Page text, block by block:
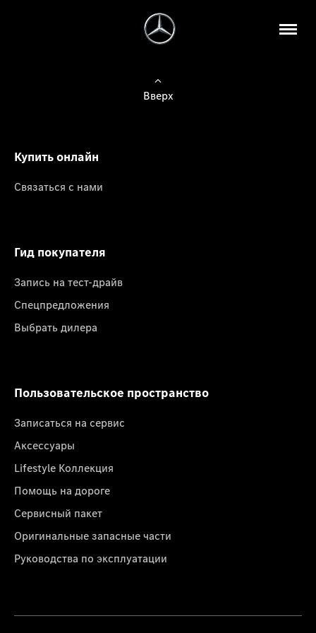
Вверх
Купить онлайн
Связаться с нами
Гид покупателя
Запись на тест-драйв
Спецпредложения
Выбрать дилера
Пользовательское пространство
Записаться на сервис
Аксессуары
Lifestyle Коллекция
Помощь на дороге
Сервисный пакет
Оригинальные запасные части
Руководства по эксплуатации